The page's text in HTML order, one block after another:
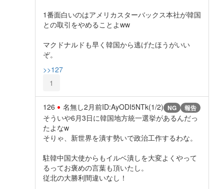
1番面白いのはアメリカスターバックス本社が韓国
との取引をやめることよww
マクドナルドも早く韓国から逃げたほうがいい
ぞ。
>>127
1
126 名無し2月前ID:AyODI5NTk(1/2) NG 報告
そういや6月3日に韓国地方統一選挙があるんだっ
たよなw
そりゃ、新世界を潰す勢いで政治工作するわな。
駐韓中国大使からもイルベ潰しを大変よくやって
るってお褒めの言葉も頂いたし。
従北の大勝利間違いなし！